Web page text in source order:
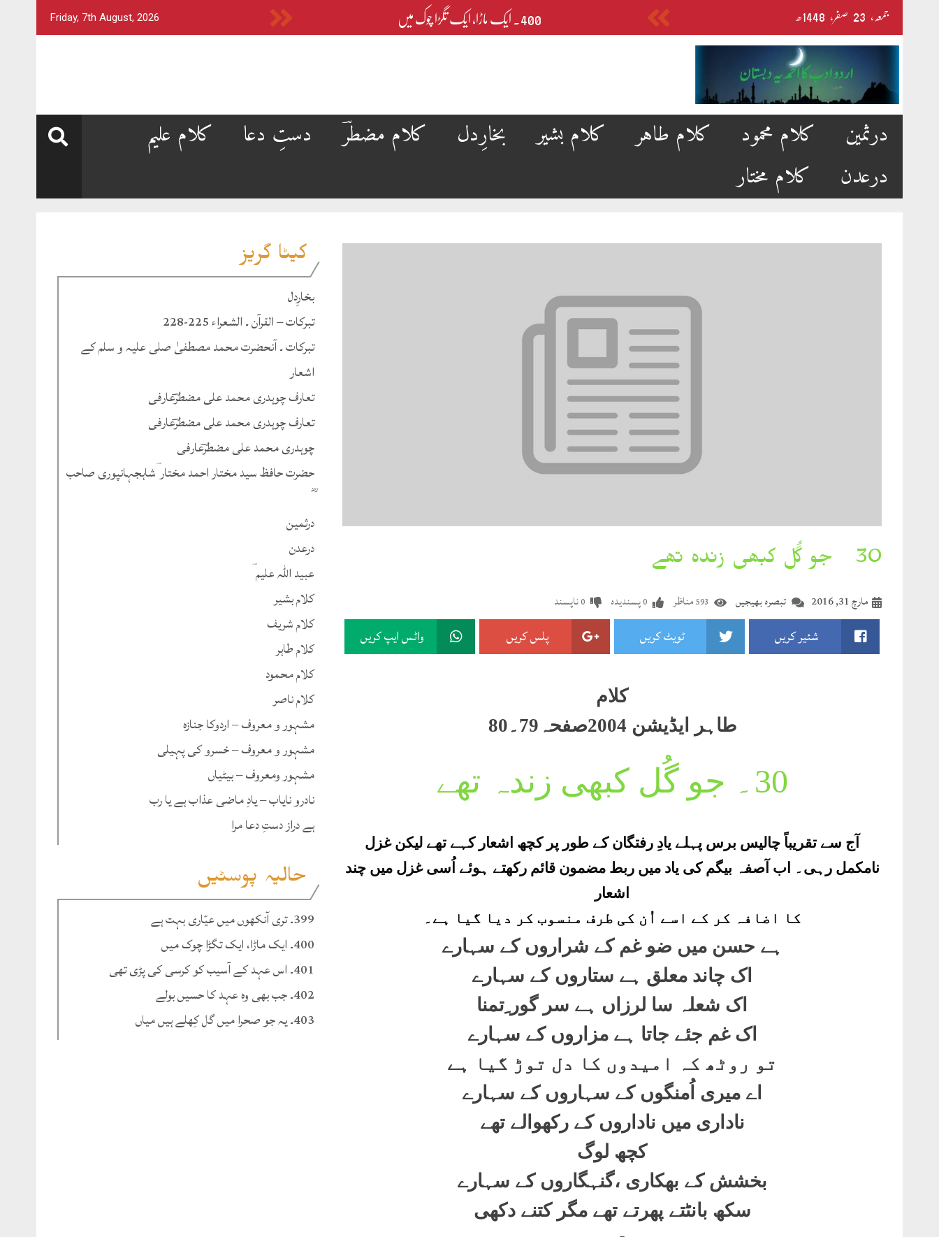
Skip
to
content
جمعہ‬‮، 23 صفر‬، 400۔ ایک ماڑا، ایک تگڑا چوک میں Friday, 7th August, 2026
درثمین کلام محمود کلام طاہر کلام بشیر بخارِدل کلام مضطرؔ دستِ دعا
کلام علیم
درعدن
کلام مختار
کیٹا گریز
بخارِدل
تبرکات – القرآن ۔ الشعراء 225-228
تبرکات ۔ آنحضرت محمد مصطفیٰ صلی علیہ و سلم کے
اشعار
تعارف چوہدری محمد علی مضطرؔعارفی
تعارف چوہدری محمد علی مضطرؔعارفی
چوہدری محمد علی مضطرؔعارفی
حضرت حافظ سید مختار احمد مختار ؔشاہجہانپوری صاحب
ؓ
درثمین
درعدن
عبید اللہ علیم ؔ
کلام بشیر
کلام شریف
کلام طاہر
کلام محمود
کلام ناصر
مشہور و معروف – اردوکا جنازہ
مشہور و معروف – خسرو کی پہیلی
مشہور ومعروف – بیٹیاں
نادرو نایاب – یادِ ماضی عذاب ہے یا رب
ہے دراز دستِ دعا مرا
حالیہ پوسٹیں
399۔ تری آنکھوں میں عیّاری بہت ہے
400۔ ایک ماڑا، ایک تگڑا چوک میں
401۔ اس عہد کے آسیب کو کرسی کی پڑی تھی
402۔ جب بھی وہ عہد کا حسیں بولے
403۔ یہ جو صحرا میں گل کِھلے ہیں میاں
30۔ جو گُل کبھی زندہ تھے
تبصرہ بھیجیں مارچ 31, 2016 593مناظر 0پسندیدہ 0ناپسند
شئیر کریں ٹویٹ کریں پلس کریں واٹس ایپ کریں
کلام
طاہر ایڈیشن 2004صفحہ79۔80
30۔ جو گُل کبھی زندہ تھے
آج سے تقریباً چالیس برس پہلے یادِ رفتگان کے طور پر کچھ اشعار کہے تھے لیکن غزل
نامکمل رہی۔ اب آصفہ بیگم کی یاد میں ربط مضمون قائم رکھتے ہوئے اُسی غزل میں چند
اشعار
کا اضافہ کر کے اسے اُن کی طرف منسوب کر دیا گیا ہے۔
ہے حسن میں ضو غم کے شراروں کے سہارے
اک چاند معلق ہے ستاروں کے سہارے
اک شعلہ سا لرزاں ہے سر گور ِتمنا
اک غم جئے جاتا ہے مزاروں کے سہارے
تو روٹھ کہ امیدوں کا دل توڑ گیا ہے
اے میری اُمنگوں کے سہاروں کے سہارے
ناداری میں ناداروں کے رکھوالے تھے
کچھ لوگ
بخشش کے بھکاری ،گنہگاروں کے سہارے
سکھ بانٹتے پھرتے تھے مگر کتنے دکھی